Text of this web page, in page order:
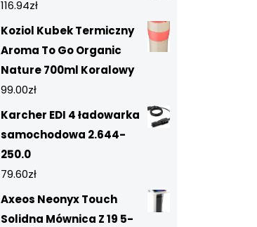
116.94zł
Koziol Kubek Termiczny
Aroma To Go Organic
Nature 700ml Koralowy
99.00zł
Karcher EDI 4 ładowarka
samochodowa 2.644-
250.0
79.60zł
Axeos Neonyx Touch
Solidna Mównica Z 19 5-